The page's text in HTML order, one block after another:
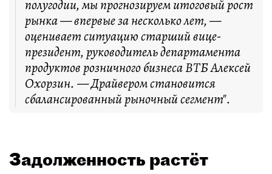
полугодии, мы прогнозируем итоговый рост
рынка — впервые за несколько лет, —
оценивает ситуацию старший вице-
президент, руководитель департамента
продуктов розничного бизнеса ВТБ Алексей
Охорзин. — Драйвером становится
сбалансированный рыночный сегмент".
Задолженность растёт